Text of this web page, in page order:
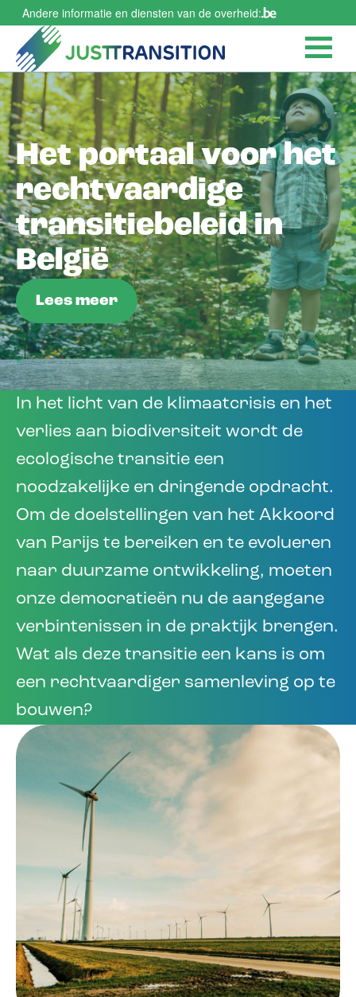
Overslaan
naar
inhoud
gaan
Andere informatie en diensten van de overheid:
Het portaal voor het
rechtvaardige
transitiebeleid in
België
Lees meer
In het licht van de klimaatcrisis en het
verlies aan biodiversiteit wordt de
ecologische transitie een
noodzakelijke en dringende opdracht.
Om de doelstellingen van het Akkoord
van Parijs te bereiken en te evolueren
naar duurzame ontwikkeling, moeten
onze democratieën nu de aangegane
verbintenissen in de praktijk brengen.
Wat als deze transitie een kans is om
een rechtvaardiger samenleving op te
bouwen?